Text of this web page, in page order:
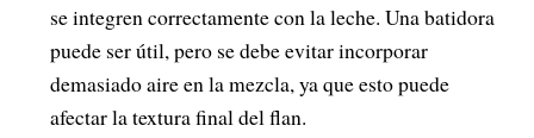
se integren correctamente con la leche. Una batidora
puede ser útil, pero se debe evitar incorporar
demasiado aire en la mezcla, ya que esto puede
afectar la textura final del flan.